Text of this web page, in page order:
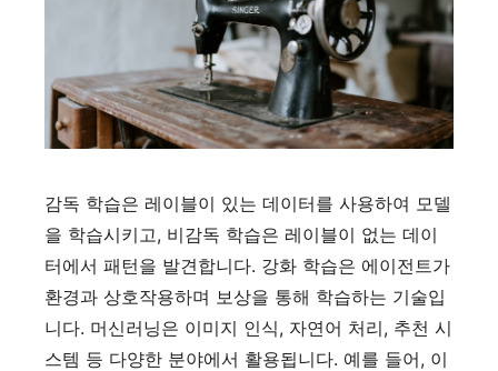
감독 학습은 레이블이 있는 데이터를 사용하여 모델
을 학습시키고, 비감독 학습은 레이블이 없는 데이
터에서 패턴을 발견합니다. 강화 학습은 에이전트가
환경과 상호작용하며 보상을 통해 학습하는 기술입
니다. 머신러닝은 이미지 인식, 자연어 처리, 추천 시
스템 등 다양한 분야에서 활용됩니다. 예를 들어, 이